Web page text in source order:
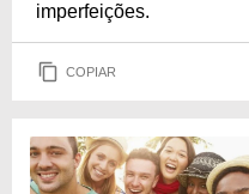
imperfeições.
COPIAR